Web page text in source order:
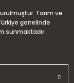
Tarım ve
genelinde
sunmaktadır.